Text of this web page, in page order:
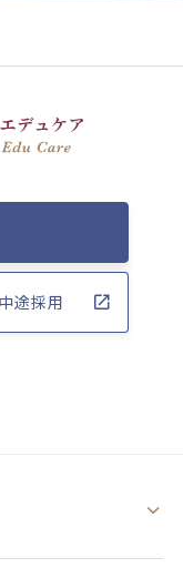
中途採用